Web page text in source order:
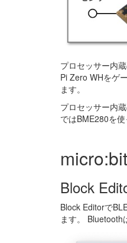
プロセッサー内
Pi Zero WHをゲ
ます。
プロセッサー内
ではBME280を
Block
Block Editorで
ます。 Bluetooth